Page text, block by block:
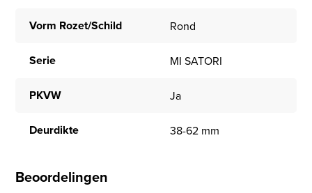
Vorm Rozet/Schild Rond
Serie MI SATORI
PKVW Ja
Deurdikte 38-62 mm
Beoordelingen